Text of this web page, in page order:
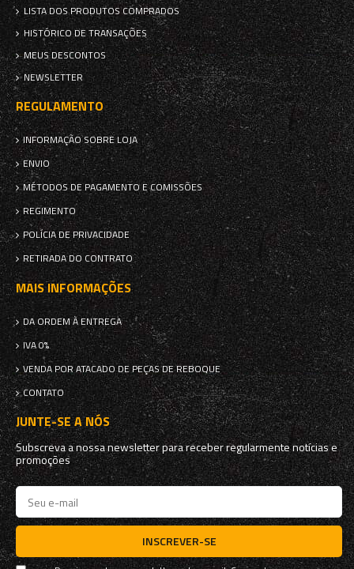
LISTA DOS PRODUTOS COMPRADOS
HISTÓRICO DE TRANSAÇÕES
MEUS DESCONTOS
NEWSLETTER
REGULAMENTO
INFORMAÇÃO SOBRE LOJA
ENVIO
MÉTODOS DE PAGAMENTO E COMISSÕES
REGIMENTO
POLÍCIA DE PRIVACIDADE
RETIRADA DO CONTRATO
MAIS INFORMAÇÕES
DA ORDEM À ENTREGA
IVA 0%
VENDA POR ATACADO DE PEÇAS DE REBOQUE
CONTATO
JUNTE-SE A NÓS
Subscreva a nossa newsletter para receber regularmente notícias e
promoções
INSCREVER-SE